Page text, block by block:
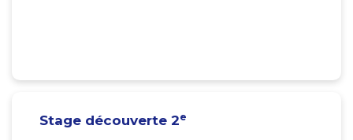
Stage découverte 2e